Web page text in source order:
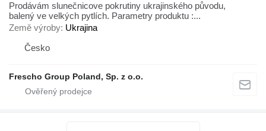
Prodávám slunečnicove pokrutiny ukrajinského původu,
balený ve velkých pytlích. Parametry produktu :...
Země výroby Ukrajina
Česko
Frescho Group Poland, Sp. z o.o.